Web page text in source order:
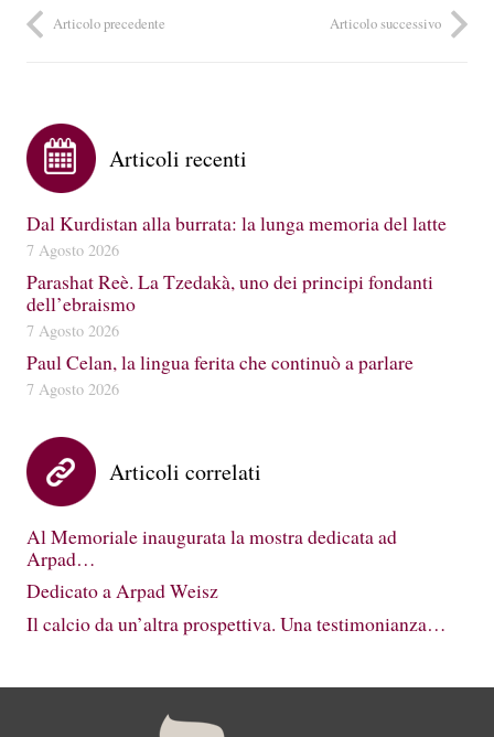
Articolo precedente Articolo successivo
Articoli recenti
Dal Kurdistan alla burrata: la lunga memoria del latte
7 Agosto 2026
Parashat Reè. La Tzedakà, uno dei principi fondanti
dell’ebraismo
7 Agosto 2026
Paul Celan, la lingua ferita che continuò a parlare
7 Agosto 2026
Articoli correlati
Al Memoriale inaugurata la mostra dedicata ad
Arpad…
Dedicato a Arpad Weisz
Il calcio da un’altra prospettiva. Una testimonianza…